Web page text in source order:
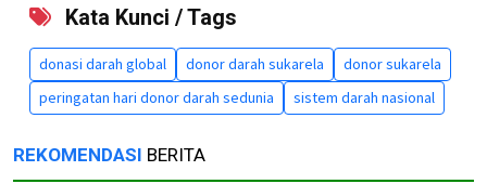
Kata Kunci / Tags
donasi darah global donor darah sukarela
donor sukarela
peringatan hari donor darah sedunia
sistem darah nasional
REKOMENDASI BERITA